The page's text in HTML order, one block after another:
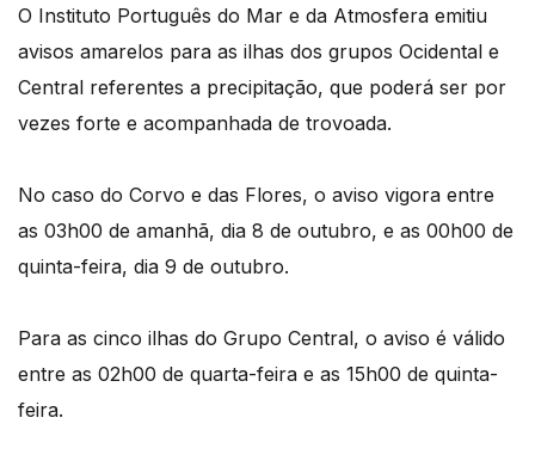
O Instituto Português do Mar e da Atmosfera emitiu
avisos amarelos para as ilhas dos grupos Ocidental e
Central referentes a precipitação, que poderá ser por
vezes forte e acompanhada de trovoada.
No caso do Corvo e das Flores, o aviso vigora entre
as 03h00 de amanhã, dia 8 de outubro, e as 00h00 de
quinta-feira, dia 9 de outubro.
Para as cinco ilhas do Grupo Central, o aviso é válido
entre as 02h00 de quarta-feira e as 15h00 de quinta-
feira.